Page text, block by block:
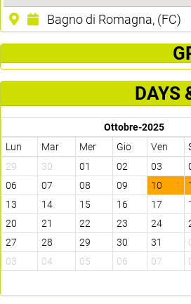
Bagno di Romagna, (FC)
DAYS
Ottobre-2025
Lun
Mar Mer Gio Ven
29
30 01 02 03
06
07 08 09 10
13
14 15 16 17
20
21 22 23 24
27
28 29 30 31
03
04 05 06 07